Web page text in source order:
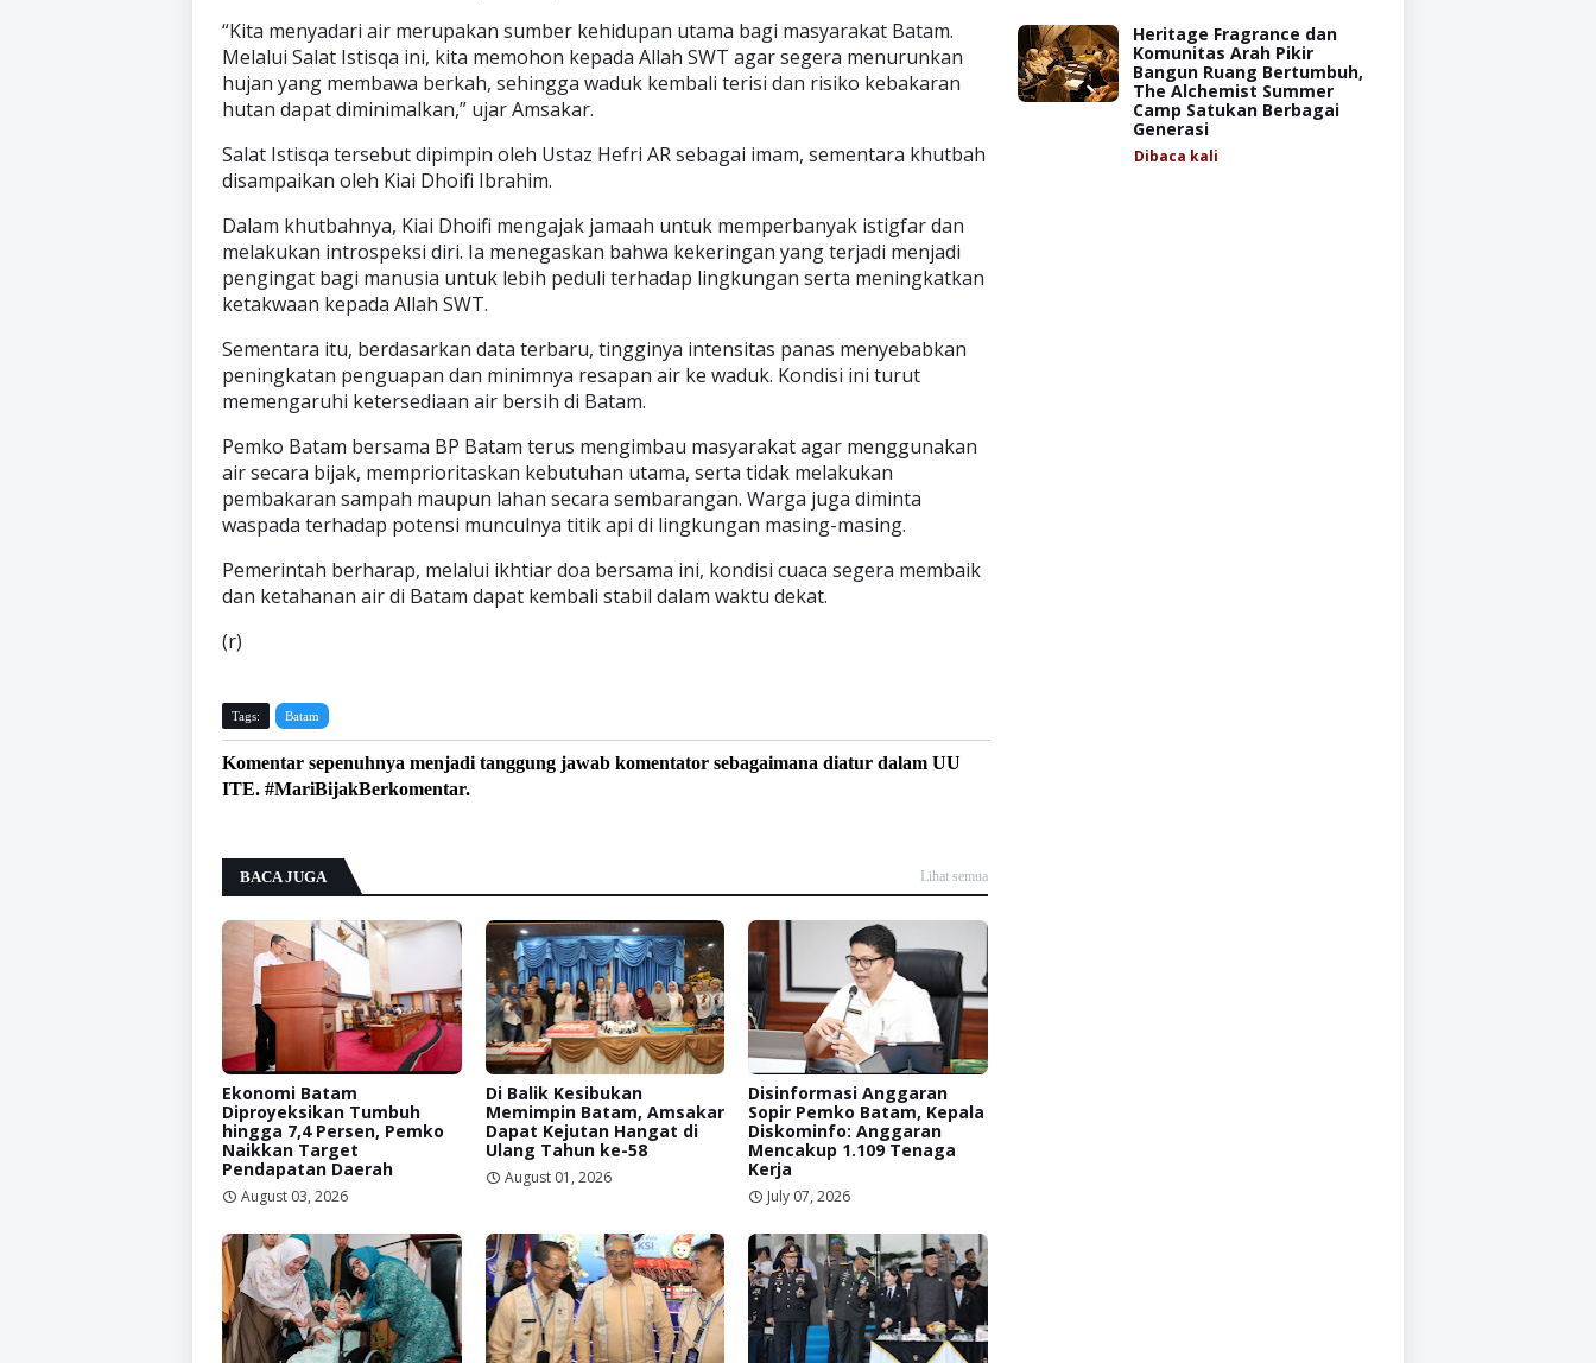
“Kita menyadari air merupakan sumber kehidupan utama bagi masyarakat Batam.
Melalui Salat Istisqa ini, kita memohon kepada Allah SWT agar segera menurunkan
hujan yang membawa berkah, sehingga waduk kembali terisi dan risiko kebakaran
hutan dapat diminimalkan,” ujar Amsakar.
Salat Istisqa tersebut dipimpin oleh Ustaz Hefri AR sebagai imam, sementara khutbah
disampaikan oleh Kiai Dhoifi Ibrahim.
Dalam khutbahnya, Kiai Dhoifi mengajak jamaah untuk memperbanyak istigfar dan
melakukan introspeksi diri. Ia menegaskan bahwa kekeringan yang terjadi menjadi
pengingat bagi manusia untuk lebih peduli terhadap lingkungan serta meningkatkan
ketakwaan kepada Allah SWT.
Sementara itu, berdasarkan data terbaru, tingginya intensitas panas menyebabkan
peningkatan penguapan dan minimnya resapan air ke waduk. Kondisi ini turut
memengaruhi ketersediaan air bersih di Batam.
Pemko Batam bersama BP Batam terus mengimbau masyarakat agar menggunakan
air secara bijak, memprioritaskan kebutuhan utama, serta tidak melakukan
pembakaran sampah maupun lahan secara sembarangan. Warga juga diminta
waspada terhadap potensi munculnya titik api di lingkungan masing-masing.
Pemerintah berharap, melalui ikhtiar doa bersama ini, kondisi cuaca segera membaik
dan ketahanan air di Batam dapat kembali stabil dalam waktu dekat.
(r)
Tags: Batam
Komentar sepenuhnya menjadi tanggung jawab komentator sebagaimana diatur dalam UU
ITE. #MariBijakBerkomentar.
BACA JUGA Lihat semua
Ekonomi Batam
Diproyeksikan Tumbuh
hingga 7,4 Persen, Pemko
Naikkan Target
Pendapatan Daerah
August 03, 2026
Di Balik Kesibukan
Memimpin Batam, Amsakar
Dapat Kejutan Hangat di
Ulang Tahun ke-58
August 01, 2026
Disinformasi Anggaran
Sopir Pemko Batam, Kepala
Diskominfo: Anggaran
Mencakup 1.109 Tenaga
Kerja
July 07, 2026
Heritage Fragrance dan
Komunitas Arah Pikir
Bangun Ruang Bertumbuh,
The Alchemist Summer
Camp Satukan Berbagai
Generasi
Dibaca kali